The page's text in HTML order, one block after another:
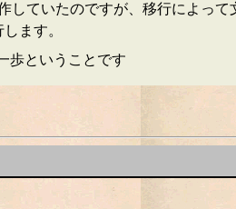
ていたのですが、移行によっ
ます。
歩ということです